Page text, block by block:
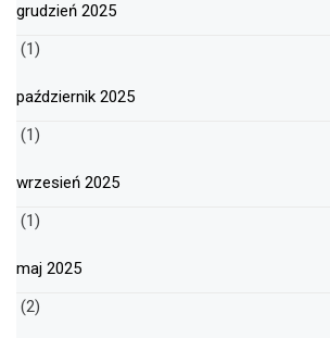
grudzień 2025
(1)
październik 2025
(1)
wrzesień 2025
(1)
maj 2025
(2)